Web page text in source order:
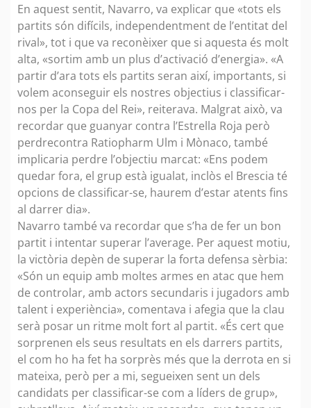
En aquest sentit, Navarro, va explicar que «tots els
partits són difícils, independentment de l’entitat del
rival», tot i que va reconèixer que si aquesta és molt
alta, «sortim amb un plus d’activació d’energia». «A
partir d’ara tots els partits seran així, importants, si
volem aconseguir els nostres objectius i classificar-
nos per la Copa del Rei», reiterava. Malgrat això, va
recordar que guanyar contra l’Estrella Roja però
perdrecontra Ratiopharm Ulm i Mònaco, també
implicaria perdre l’objectiu marcat: «Ens podem
quedar fora, el grup està igualat, inclòs el Brescia té
opcions de classificar-se, haurem d’estar atents fins
al darrer dia».
Navarro també va recordar que s’ha de fer un bon
partit i intentar superar l’average. Per aquest motiu,
la victòria depèn de superar la forta defensa sèrbia:
«Són un equip amb moltes armes en atac que hem
de controlar, amb actors secundaris i jugadors amb
talent i experiència», comentava i afegia que la clau
serà posar un ritme molt fort al partit. «És cert que
sorprenen els seus resultats en els darrers partits,
el com ho ha fet ha sorprès més que la derrota en si
mateixa, però per a mi, segueixen sent un dels
candidats per classificar-se com a líders de grup»,